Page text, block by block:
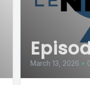
March 13, 2026 •